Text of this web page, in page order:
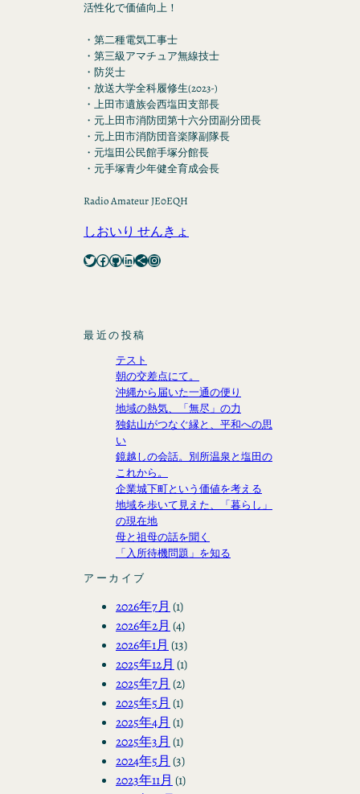
活性化で価値向上！
・第二種電気工事士
・第三級アマチュア無線技士
・防災士
・放送大学全科履修生(2023-)
・上田市遺族会西塩田支部長
・元上田市消防団第十六分団副分団長
・元上田市消防団音楽隊副隊長
・元塩田公民館手塚分館長
・元手塚青少年健全育成会長
Radio Amateur JE0EQH
しおいり せんきょ
Twitter Facebook GitHub LinkedIn Share Icon Instagram
最近の投稿
テスト
朝の交差点にて。
沖縄から届いた一通の便り
地域の熱気、「無尽」の力
独鈷山がつなぐ縁と、平和への思
い
鏡越しの会話。別所温泉と塩田の
これから。
企業城下町という価値を考える
地域を歩いて見えた、「暮らし」
の現在地
母と祖母の話を聞く
「入所待機問題」を知る
アーカイブ
2026年7月 (1)
2026年2月 (4)
2026年1月 (13)
2025年12月 (1)
2025年7月 (2)
2025年5月 (1)
2025年4月 (1)
2025年3月 (1)
2024年5月 (3)
2023年11月 (1)